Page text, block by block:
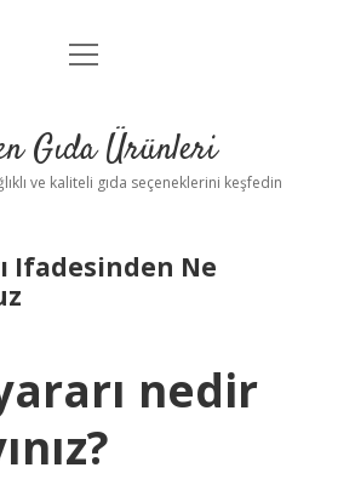
Anasayfa
Yasal Uyarı
menüyü
Gıda Ürünleri
ve kaliteli gıda seçeneklerini keşfedin
Ifadesinden Ne
nedir